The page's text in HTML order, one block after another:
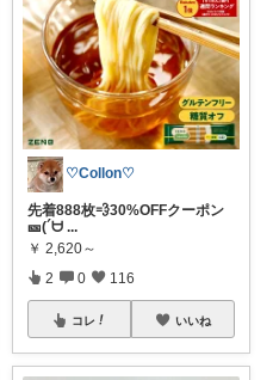
♡Collon♡
先着888枚💨30%OFFクーポン
🎫(´ᗨ ...
￥ 2,620～
2 0 116
コレ いいね